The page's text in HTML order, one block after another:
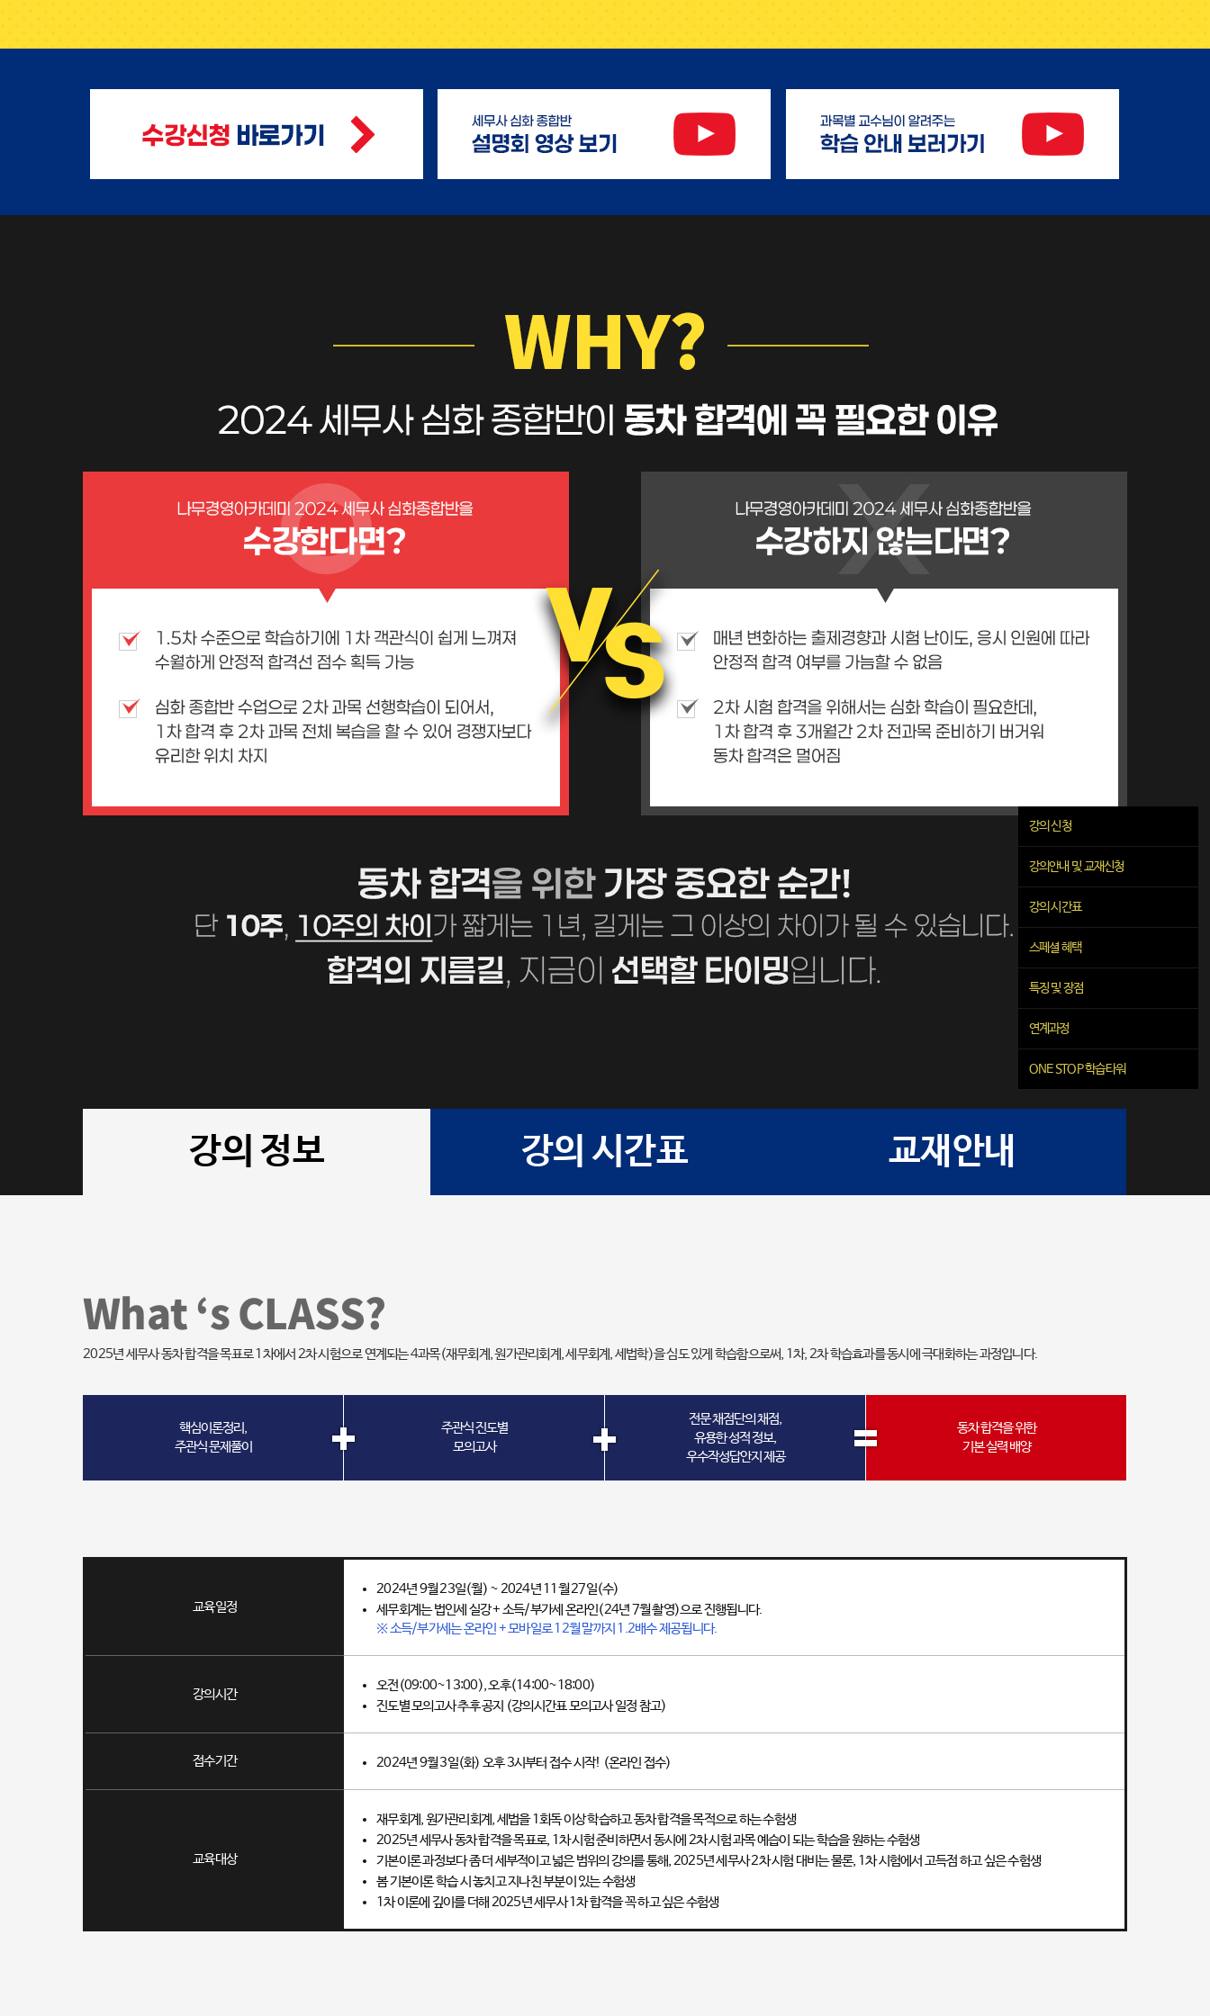
강의 신청
강의안내 및 교재신청
강의 시간표
스페셜 혜택
특징 및 장점
연계과정
ONE STOP 학습타워
강의 정보 강의 시간표 교재안내
What ‘s CLASS?
2025년 세무사 동차 합격을 목표로 1차에서 2차 시험으로 연계되는 4과목(재무회계, 원가관리회계, 세무회계, 세법학)을 심도 있게 학습함으로써, 1차, 2차 학습효과를 동시에 극대화하는 과정입니다.
핵심이론정리,
주관식 문제풀이
주관식 진도별
모의고사
전문 채점단의 채점,
유용한 성적 정보,
우수작성답안지 제공
동차 합격을 위한
기본 실력 배양
교육일정
2024년 9월 23일(월) ~ 2024년 11월 27일(수)
세무회계는 법인세 실강 + 소득/부가세 온라인(24년 7월 촬영)으로 진행됩니다.
※ 소득/부가세는 온라인 + 모바일로 12월 말까지 1.2배수 제공됩니다.
강의시간
오전(09:00~13:00), 오후(14:00~18:00)
진도별 모의고사 추후 공지 (강의시간표 모의고사 일정 참고)
접수기간 2024년 9월 3일(화) 오후 3시부터 접수 시작! (온라인 접수)
교육대상
재무회계, 원가관리회계, 세법을 1회독 이상 학습하고 동차 합격을 목적으로 하는 수험생
2025년 세무사 동차 합격을 목표로, 1차 시험 준비하면서 동시에 2차 시험 과목 예습이 되는 학습을 원하는 수험생
기본이론 과정보다 좀 더 세부적이고 넓은 범위의 강의를 통해, 2025년 세무사 2차 시험 대비는 물론, 1차 시험에서 고득점 하고 싶은 수험생
봄 기본이론 학습 시 놓치고 지나친 부분이 있는 수험생
1차 이론에 깊이를 더해 2025년 세무사 1차 합격을 꼭 하고 싶은 수험생